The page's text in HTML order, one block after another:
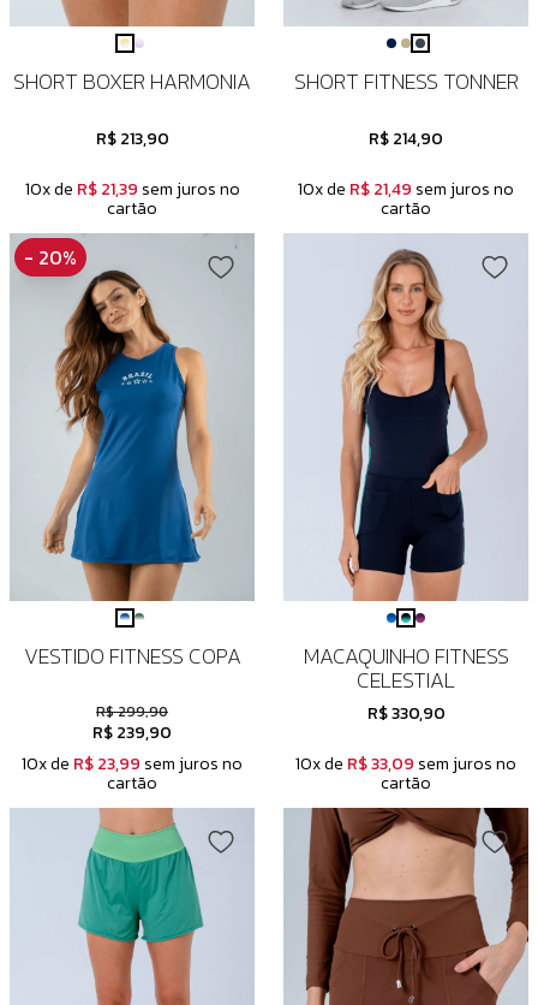
SHORT BOXER HARMONIA
R$ 213,90
10x de R$ 21,39 sem juros no
cartão
SHORT FITNESS TONNER
R$ 214,90
10x de R$ 21,49 sem juros no
cartão
VESTIDO FITNESS COPA
R$ 299,90
R$ 239,90
10x de R$ 23,99 sem juros no
cartão
- 20%
MACAQUINHO FITNESS
CELESTIAL
R$ 330,90
10x de R$ 33,09 sem juros no
cartão